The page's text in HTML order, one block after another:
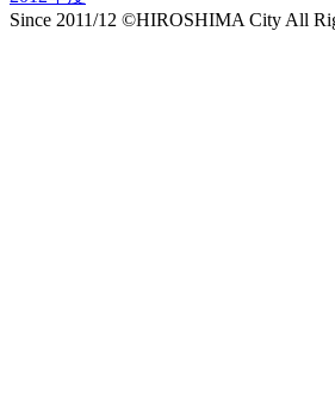
Since 2011/12 ©HIROSHIMA City All